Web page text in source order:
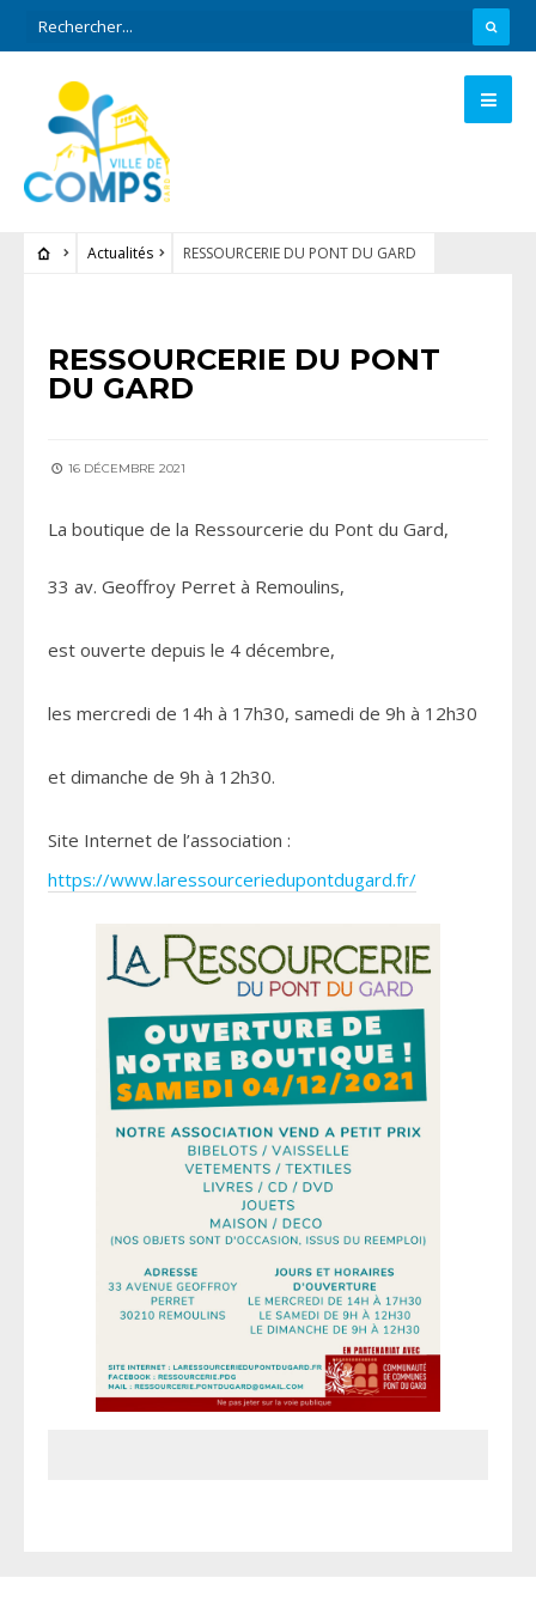
Actualités RESSOURCERIE DU PONT DU GARD
RESSOURCERIE DU PONT
DU GARD
16 DÉCEMBRE 2021
La boutique de la Ressourcerie du Pont du Gard,
33 av. Geoffroy Perret à Remoulins,
est ouverte depuis le 4 décembre,
les mercredi de 14h à 17h30, samedi de 9h à 12h30
et dimanche de 9h à 12h30.
Site Internet de l’association :
https://www.laressourceriedupontdugard.fr/